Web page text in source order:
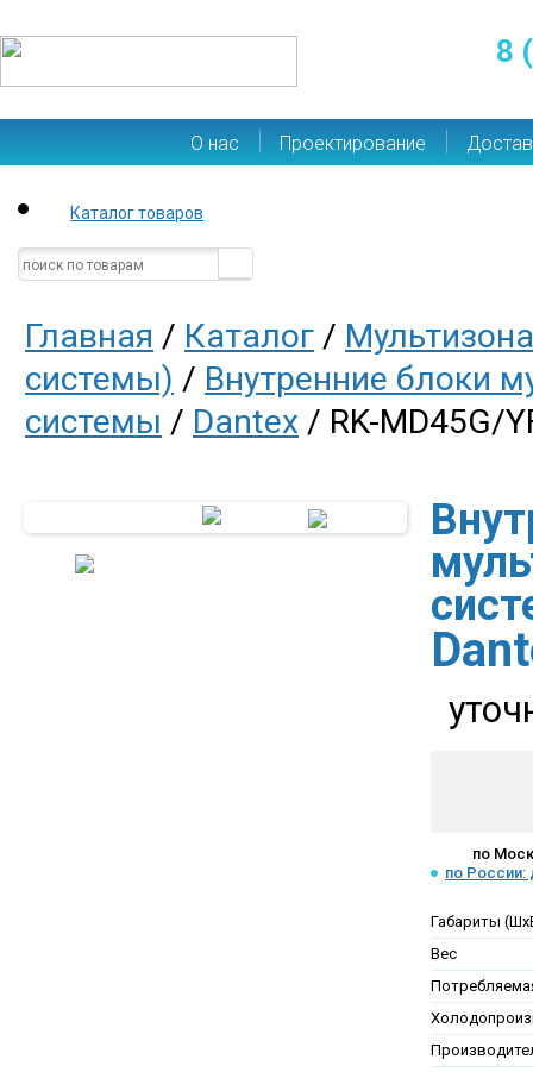
8
О нас Проектирование
Каталог товаров
Главная / Каталог /
системы) / Внутренние блоки
системы / Dantex / RK-MD45G/
по
по России:
Габариты
Вес